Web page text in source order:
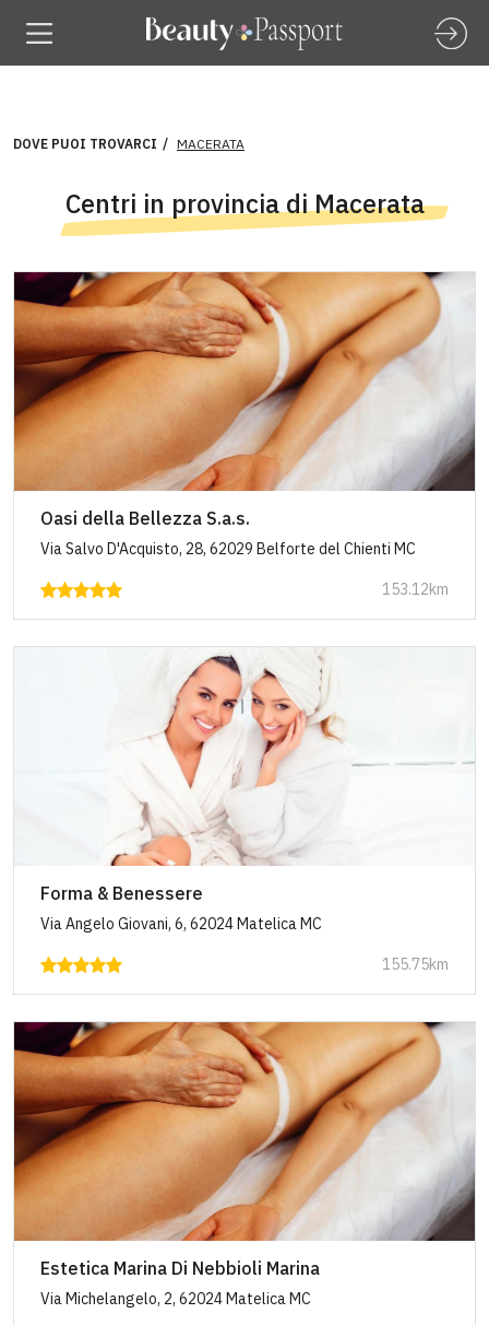
DOVE PUOI TROVARCI MACERATA
Centri in provincia di Macerata
Oasi della Bellezza S.a.s.
Via Salvo D'Acquisto, 28, 62029 Belforte del Chienti MC
153.12km
Forma & Benessere
Via Angelo Giovani, 6, 62024 Matelica MC
155.75km
Estetica Marina Di Nebbioli Marina
Via Michelangelo, 2, 62024 Matelica MC